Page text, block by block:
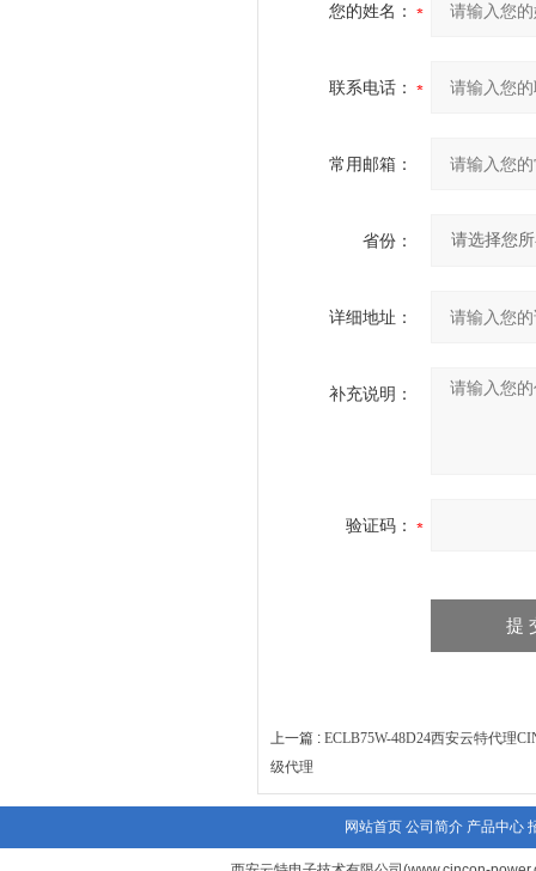
您的姓名：
联系电话：
常用邮箱：
省份：
详细地址：
补充说明：
验证码：
上一篇 : ECLB75W-48D24西安云特代理
级代理
网站首页 公司简介 产品中心